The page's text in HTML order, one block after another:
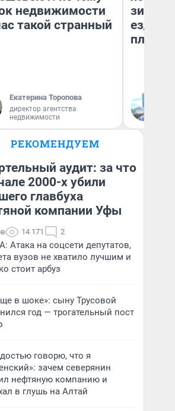
недвижимости
такой странный
Екатерина Торопова
директор агентства
недвижимости
зимой.
ездит
плюсы
РЕКОМЕНДУЕМ
аудит: за что
2000-х убили
главбуха
компании Уфы
14 171 2
Атака на соцсети депутатов,
вузов не хватило лучшим и
стоит арбуз
в шоке»: сыну Трусовой
год — трогательный пост
говорю, что я
зачем северянин
нефтяную компанию и
в глушь на Алтай